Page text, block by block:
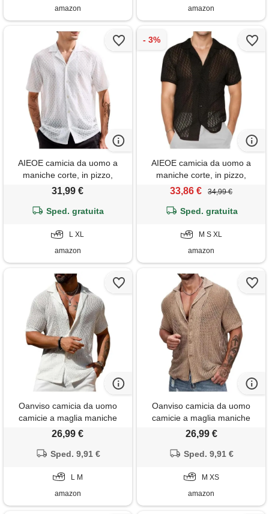
amazon amazon
AIEOE camicia da uomo a
maniche corte, in pizzo,
sottile, vestibilità ampia,
trasparente a rete, camicia
31,99 €
Sped. gratuita
L XL
amazon
AIEOE camicia da uomo a
maniche corte, in pizzo,
sottile, vestibilità ampia,
trasparente a rete, camicia
33,86 € 34,99 €
Sped. gratuita
M S XL
amazon
Oanviso camicia da uomo
camicie a maglia maniche
corte estiva camicia a rete
camicette clubwear camicie
camicia trasparenti bluse
uomo a weiß l
26,99 €
Sped. 9,91 €
L M
amazon
Oanviso camicia da uomo
camicie a maglia maniche
corte estiva camicia a rete
camicette clubwear camicie
camicia trasparenti bluse
uomo a kaki m
26,99 €
Sped. 9,91 €
M XS
amazon